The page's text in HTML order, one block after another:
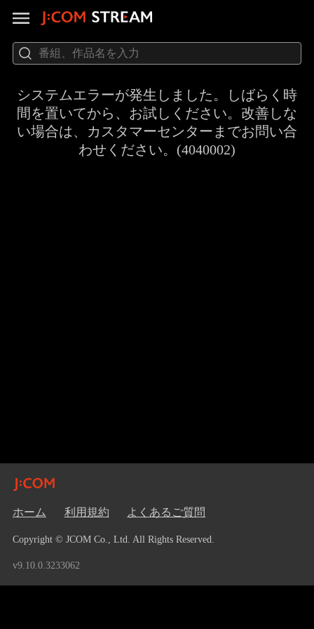
システムエラーが発生しました。しばらく時
間を置いてから、お試しください。改善しな
い場合は、カスタマーセンターまでお問い合
わせください。(4040002)
ホーム 利用規約 よくあるご質問
Copyright © JCOM Co., Ltd. All Rights Reserved.
v9.10.0.3233062